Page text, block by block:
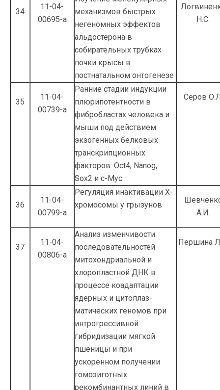
34
11-04-
00695-а
механизмов быстрых
негеномных эффектов
альдосте­рона в
собирательных трубках
почки крысы в
постнатальном онтогенезе
Н.С.
35
11-04-
00739-а
Ранние стадии индукции
плюрипотентности в
фибробластах человека и
мыши под дей­ствием
экзогенных белковых
транскрипци­онных
факторов: Oct4, Nanog,
Sox2 и c-Myc
Серов
36
11-04-
00799-а
Регуляция инактивации Х-
хромосомы у грызунов
А.И.
37
11-04-
00806-а
Анализ изменчивости
последовательностей
митохондриальной и
хлоропластной ДНК в
процессе коадаптации
ядерных и цитоплаз­
матических геномов при
интрогрессивной
гибридизации мягкой
пшеницы и при
ускоренном получении
гомозиготных
рекомбинантных линий в
Першина